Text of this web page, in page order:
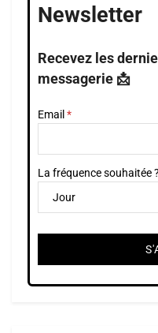
Newsletter
Recevez les
messagerie 📩
Email
La fréquence souhaitée ?